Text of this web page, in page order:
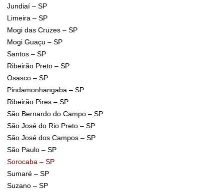
Jundiaí – SP
Limeira – SP
Mogi das Cruzes – SP
Mogi Guaçu – SP
Santos – SP
Ribeirão Preto – SP
Osasco – SP
Pindamonhangaba – SP
Ribeirão Pires – SP
São Bernardo do Campo – SP
São José do Rio Preto – SP
São José dos Campos – SP
São Paulo – SP
Sorocaba – SP
Sumaré – SP
Suzano – SP